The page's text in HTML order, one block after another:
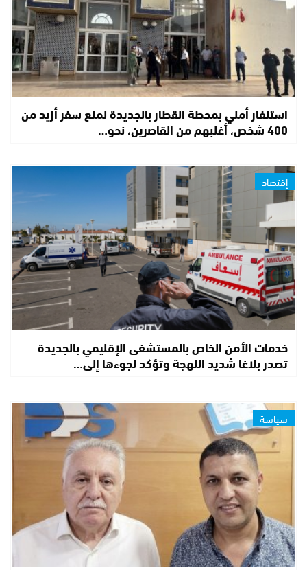
استنفار أمني بمحطة القطار بالجديدة لمنع سفر أزيد من
400 شخص، أغلبهم من القاصرين، نحو…
إقتصاد
خدمات الأمن الخاص بالمستشفى الإقليمي بالجديدة
تصدر بلاغا شديد اللهجة وتؤكد لجوءها إلى…
سياسة